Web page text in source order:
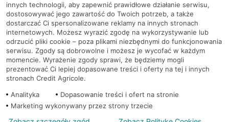
RODO
Regulamin serwisu
Mapa serwisu
PolitykaCookies
innych technologii, aby zapewnić prawidłowe działanie serwisu,
dostosowywać jego zawartość do Twoich potrzeb, a także
dostarczać Ci spersonalizowane reklamy na innych stronach
internetowych. Możesz wyrazić zgodę na wykorzystywanie lub
odrzucić pliki cookie – poza plikami niezbędnymi do funkcjonowania
serwisu. Zgody są dobrowolne i możesz je wycofać w każdym
momencie. Wyrażenie zgody sprawi, że będziemy mogli
prezentować Ci lepiej dopasowane treści i oferty na tej i innych
stronach Credit Agricole.
Analityka
Dopasowanie treści i ofert na stronie
Marketing wykonywany przez strony trzecie